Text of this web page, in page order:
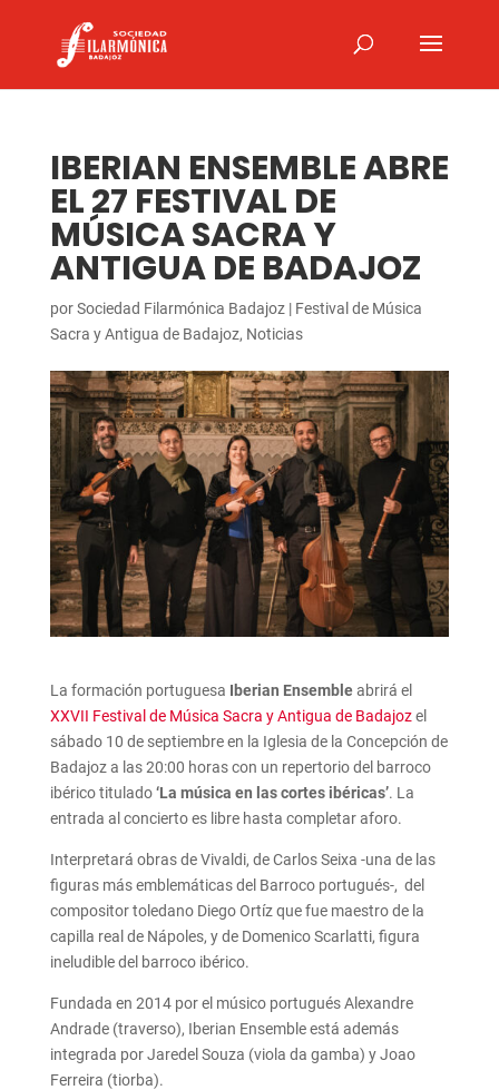
IBERIAN ENSEMBLE ABRE
EL 27 FESTIVAL DE
MÚSICA SACRA Y
ANTIGUA DE BADAJOZ
porSociedad Filarmónica Badajoz| Festival de Música
Sacra y Antigua de Badajoz, Noticias
La formación portuguesa Iberian Ensembleabrirá el
XXVII Festival de Música Sacra y Antigua de Badajozel
sábado 10 de septiembre en la Iglesia de la Concepción de
Badajoz a las 20:00 horas con un repertorio del barroco
ibérico titulado‘La música en las cortes ibéricas’. La
entrada al concierto es libre hasta completar aforo.
Interpretará obras de Vivaldi, de Carlos Seixa -una de las
figuras más emblemáticas del Barroco portugués-, del
compositor toledano Diego Ortíz que fue maestro de la
capilla real de Nápoles, y de Domenico Scarlatti, figura
ineludible del barroco ibérico.
Fundada en 2014 por el músico portugués Alexandre
Andrade (traverso), Iberian Ensemble está además
integrada por Jaredel Souza (viola da gamba) y Joao
Ferreira (tiorba).